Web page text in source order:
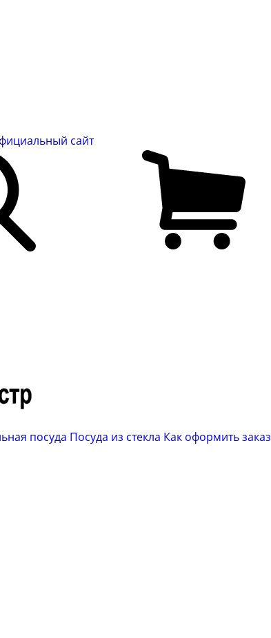
сайт
посуда Посуда из стекла Как оформить заказ